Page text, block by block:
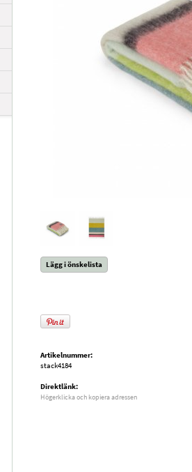
Lägg i önskelista
Artikelnummer:
stack4184
Direktlänk:
Högerklicka och kopiera adressen